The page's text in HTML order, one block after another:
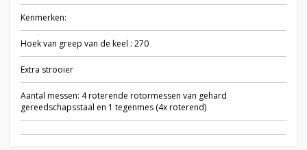
Kenmerken:
Hoek van greep van de keel : 270
Extra strooier
Aantal messen: 4 roterende rotormessen van gehard
gereedschapsstaal en 1 tegenmes (4x roterend)